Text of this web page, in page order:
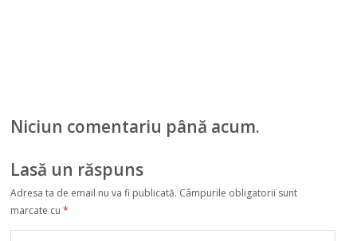
Niciun comentariu până acum.
Lasă un răspuns
Adresa ta de email nu va fi publicată. Câmpurile obligatorii sunt
marcate cu*